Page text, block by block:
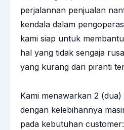
perjalannan penjualan
kendala dalam
kami siap untuk
hal yang tidak sengaja
yang kurang dari piranti
Kami menawarkan 2
dengan kelebihannya
pada kebutuhan customer: